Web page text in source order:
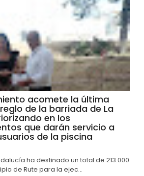
acomete la última
de la barriada de La
en los
que darán servicio a
de la piscina
ha destinado un total de 213.000
de Rute para la ejec...